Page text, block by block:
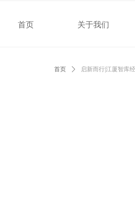
首页 关于我们
首页 ꄲ 启新而行|江厦智库